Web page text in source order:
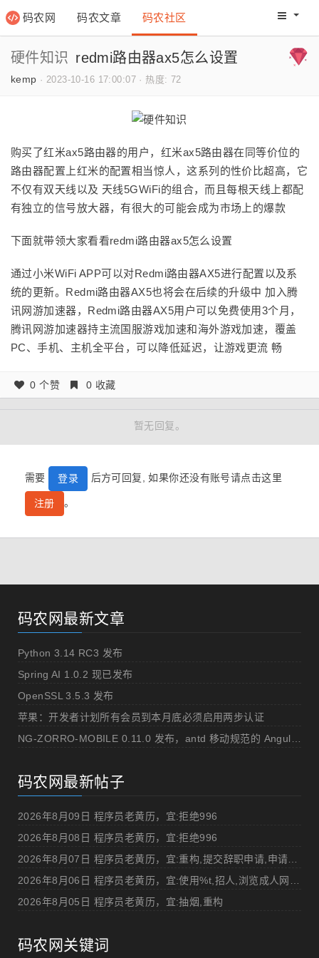
码农网 码农文章 码农社区 码农网
硬件知识 redmi路由器ax5怎么设置
kemp · 2023-10-16 17:00:07 · 热度: 72
购买了红米ax5路由器的用户，红米ax5路由器在同等价位的
路由器配置上红米的配置相当惊人，这系列的性价比超高，它
不仅有双天线以及 天线5GWiFi的组合，而且每根天线上都配
有独立的信号放大器，有很大的可能会成为市场上的爆款
下面就带领大家看看redmi路由器ax5怎么设置
通过小米WiFi APP可以对Redmi路由器AX5进行配置以及系
统的更新。Redmi路由器AX5也将会在后续的升级中 加入腾
讯网游加速器，Redmi路由器AX5用户可以免费使用3个月，
腾讯网游加速器持主流国服游戏加速和海外游戏加速，覆盖
PC、手机、主机全平台，可以降低延迟，让游戏更流 畅
0 个赞 0 收藏
暂无回复。
需要 登录 后方可回复, 如果你还没有账号请点击这里
注册 。
码农网最新文章
Python 3.14 RC3 发布
Spring AI 1.0.2 现已发布
OpenSSL 3.5.3 发布
苹果：开发者计划所有会员到本月底必须启用两步认证
码农网最新帖子
2026年8月09日 程序员老黄历，宜:拒绝996
2026年8月08日 程序员老黄历，宜:拒绝996
2026年8月05日 程序员老黄历，宜:抽烟,重构
码农网关键词